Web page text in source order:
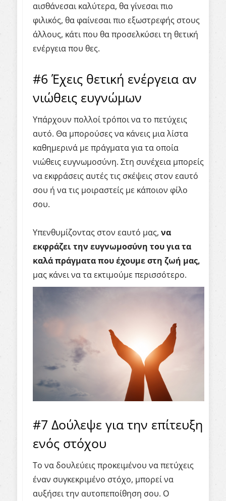
αισθάνεσαι καλύτερα, θα γίνεσαι πιο
φιλικός, θα φαίνεσαι πιο εξωστρεφής στους
άλλους, κάτι που θα προσελκύσει τη θετική
ενέργεια που θες.
#6 Έχεις θετική ενέργεια αν
νιώθεις ευγνώμων
Υπάρχουν πολλοί τρόποι να το πετύχεις
αυτό. Θα μπορούσες να κάνεις μια λίστα
καθημερινά με πράγματα για τα οποία
νιώθεις ευγνωμοσύνη. Στη συνέχεια μπορείς
να εκφράσεις αυτές τις σκέψεις στον εαυτό
σου ή να τις μοιραστείς με κάποιον φίλο
σου.
Υπενθυμίζοντας στον εαυτό μας, να
εκφράζει την ευγνωμοσύνη του για τα
καλά πράγματα που έχουμε στη ζωή μας,
μας κάνει να τα εκτιμούμε περισσότερο.
#7 Δούλεψε για την επίτευξη
ενός στόχου
Το να δουλεύεις προκειμένου να πετύχεις
έναν συγκεκριμένο στόχο, μπορεί να
αυξήσει την αυτοπεποίθηση σου. Ο